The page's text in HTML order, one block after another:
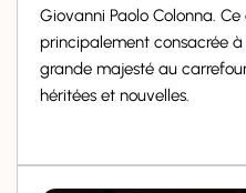
Giovanni Paolo Colonna.
principalement consacrée à
grande majesté au
héritées et nouvelles.